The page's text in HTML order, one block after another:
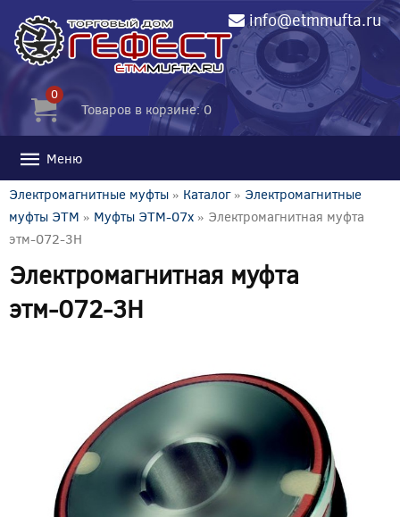
info@etmmufta.ru
0
Товаров в корзине: 0
Меню
Электромагнитные муфты » Каталог» Электромагнитные
муфты ЭТМ » Муфты ЭТМ-07x » Электромагнитная муфта
этм-072-3Н
Электромагнитная муфта
этм-072-3Н